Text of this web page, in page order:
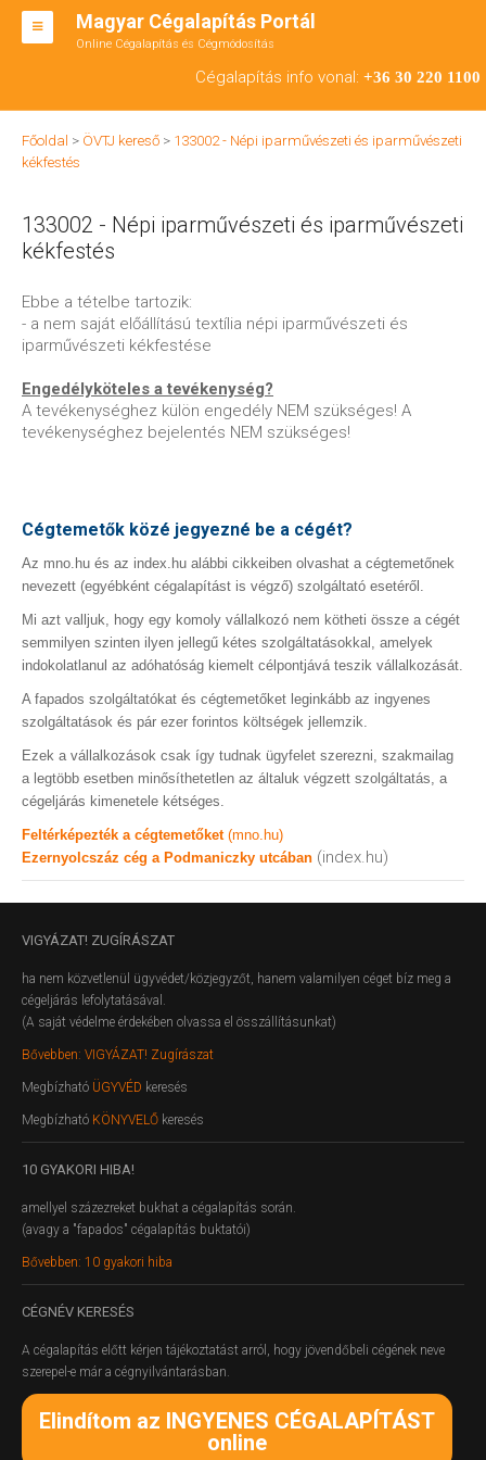
Magyar Cégalapítás Portál
Online Cégalapítás és Cégmódosítás
Cégalapítás info vonal: +36 30 220 1100
BT ALAPÍTÁS
RT ALAPÍTÁS
ÁTALAKULÁS
ENGEDÉLYKÖTELES
IRODÁK
Főoldal > ÖVTJ kereső > 133002 - Népi iparművészeti és iparművészeti
kékfestés
133002 - Népi iparművészeti és iparművészeti
kékfestés
Ebbe a tételbe tartozik:
- a nem saját előállítású textília népi iparművészeti és
iparművészeti kékfestése
Engedélyköteles a tevékenység?
A tevékenységhez külön engedély NEM szükséges! A
tevékenységhez bejelentés NEM szükséges!
Cégtemetők közé jegyezné be a cégét?
Az mno.hu és az index.hu alábbi cikkeiben olvashat a cégtemetőnek
nevezett (egyébként cégalapítást is végző) szolgáltató esetéről.
Mi azt valljuk, hogy egy komoly vállalkozó nem kötheti össze a cégét
semmilyen szinten ilyen jellegű kétes szolgáltatásokkal, amelyek
indokolatlanul az adóhatóság kiemelt célpontjává teszik vállalkozását.
A fapados szolgáltatókat és cégtemetőket leginkább az ingyenes
szolgáltatások és pár ezer forintos költségek jellemzik.
Ezek a vállalkozások csak így tudnak ügyfelet szerezni, szakmailag
a legtöbb esetben minősíthetetlen az általuk végzett szolgáltatás, a
cégeljárás kimenetele kétséges.
Feltérképezték a cégtemetőket (mno.hu)
Ezernyolcszáz cég a Podmaniczky utcában (index.hu)
VIGYÁZAT! ZUGÍRÁSZAT
ha nem közvetlenül ügyvédet/közjegyzőt, hanem valamilyen céget bíz meg a
cégeljárás lefolytatásával.
(A saját védelme érdekében olvassa el összállításunkat)
Bővebben: VIGYÁZAT! Zugírászat
Megbízható ÜGYVÉD keresés
Megbízható KÖNYVELŐ keresés
10 GYAKORI HIBA!
amellyel százezreket bukhat a cégalapítás során.
(avagy a "fapados" cégalapítás buktatói)
Bővebben: 10 gyakori hiba
CÉGNÉV KERESÉS
A cégalapítás előtt kérjen tájékoztatást arról, hogy jövendőbeli cégének neve
szerepel-e már a cégnyilvántarásban.
Elindítom az INGYENES CÉGALAPÍTÁST
online